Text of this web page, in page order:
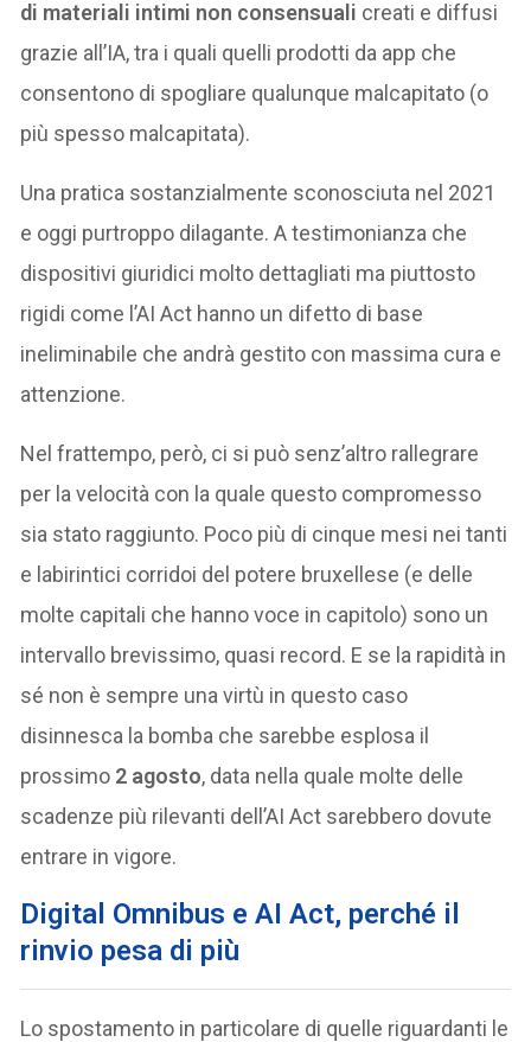
di materiali intimi non consensuali creati e diffusi
grazie all’IA, tra i quali quelli prodotti da app che
consentono di spogliare qualunque malcapitato (o
più spesso malcapitata).
Una pratica sostanzialmente sconosciuta nel 2021
e oggi purtroppo dilagante. A testimonianza che
dispositivi giuridici molto dettagliati ma piuttosto
rigidi come l’AI Act hanno un difetto di base
ineliminabile che andrà gestito con massima cura e
attenzione.
Nel frattempo, però, ci si può senz’altro rallegrare
per la velocità con la quale questo compromesso
sia stato raggiunto. Poco più di cinque mesi nei tanti
e labirintici corridoi del potere bruxellese (e delle
molte capitali che hanno voce in capitolo) sono un
intervallo brevissimo, quasi record. E se la rapidità in
sé non è sempre una virtù in questo caso
disinnesca la bomba che sarebbe esplosa il
prossimo 2 agosto, data nella quale molte delle
scadenze più rilevanti dell’AI Act sarebbero dovute
entrare in vigore.
Digital Omnibus e AI Act, perché il
rinvio pesa di più
Lo spostamento in particolare di quelle riguardanti le